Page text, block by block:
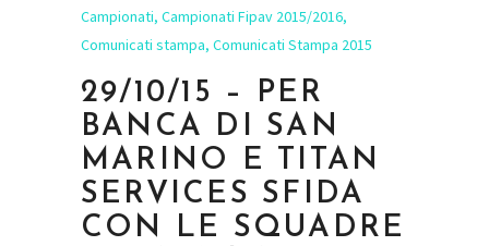
Campionati, Campionati Fipav 2015/2016,
Comunicati stampa, Comunicati Stampa 2015
29/10/15 – PER
BANCA DI SAN
MARINO E TITAN
SERVICES SFIDA
CON LE SQUADRE